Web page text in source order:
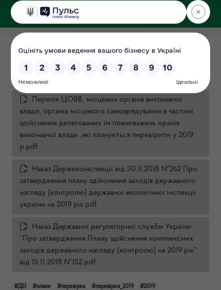
ДЕРЖЕКОІНСПЕКЦІЯ
Плани перевірок на 2019 рік
Перелік ЦОВВ, місцевих органів виконавчої
влади, органів місцевого самоврядування в частині
здійснення делегованих їм повноважень оранів
виконавчої влади ,які планується перевірити у 2019
р.pdf
Наказ Держекоінспекції від 30.11.2018 №262 Про
затвердження плану здійснення заходів державного
нагляду (контролю) державної екологічної інспекції
україни на 2019 рік.pdf
Наказ Державної регуляторної служби України
“Про затвердження Плану здійснення комплексних
заходів державного нагляду (контролю) на 2019 рік”
від 15.11.2018 №152.pdf
#ДЕІ #плани #перевірка #перевірки_2019 #2019